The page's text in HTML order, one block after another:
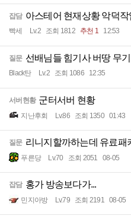
잡담 아스테어 현재상황 악덕
빡세 Lv.2 조회 1812 추천 1 12:53
질문 선배님들 힘기사 버땅 무기
Black탄 Lv.2 조회 1086 12:35
서버현황 군터서버 현황
지난후회 Lv.86 조회 1350 01:43
질문 리니지할까하는데 유료패
푸른당 Lv.70 조회 2051 08-05
잡담 홍가 방송보다가...
민지아방 Lv.79 조회 2191 08-05